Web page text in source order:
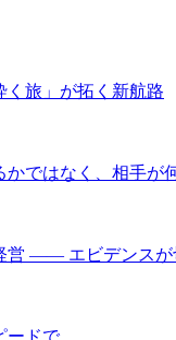
く旅」が拓く新航路
かではなく、相手が
営 ―― エビデンスが
ードで